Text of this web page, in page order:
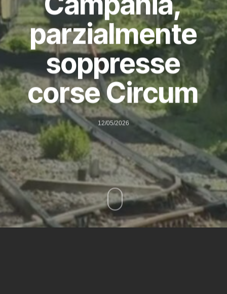
parzialmente
soppresse
corse Circum
12/05/2026